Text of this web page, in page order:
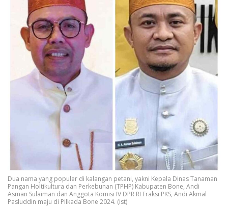
Dua nama yang populer di kalangan petani, yakni Kepala Dinas Tanaman
Pangan Holtikultura dan Perkebunan (TPHP) Kabupaten Bone, Andi
Asman Sulaiman dan Anggota Komisi IV DPR RI Fraksi PKS, Andi Akmal
Pasluddin maju di Pilkada Bone 2024. (ist)